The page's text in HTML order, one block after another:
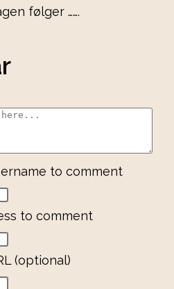
følger …….
to comment
to comment
(optional)